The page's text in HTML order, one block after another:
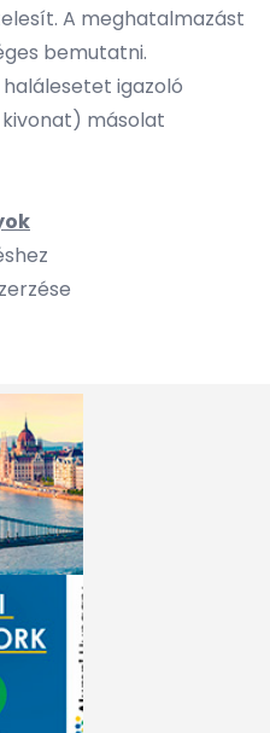
A meghatalmazást
bemutatni.
igazoló
másolat